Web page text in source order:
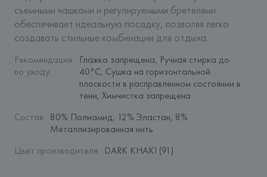
съемными чашками и регулируемыми бретелями
обеспечивает идеальную посадку, позволяя легко
создавать стильные комбинации для отдыха.
Рекомендация
по уходу:
Глажка запрещена, Ручная стирка до
40°C, Сушка на горизонтальной
плоскости в расправленном состоянии в
тени, Химчистка запрещена
Состав: 80% Полиамид, 12% Эластан, 8%
Металлизированная нить
Цвет производителя: DARK KHAKI (91)